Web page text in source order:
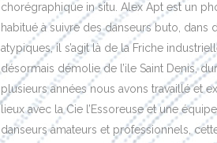
chorégraphique in situ. Alex Apt est un
habitué à suivre des danseurs buto, dans
atypiques, il s’agit là de la Friche
désormais démolie de l’ile Saint Denis,
plusieurs années nous avons travaillé et
lieux avec la Cie l’Essoreuse et une
danseurs amateurs et professionnels,